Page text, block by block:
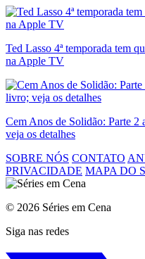
Ted Lasso 4ª temporada tem
na Apple TV
Cem Anos de Solidão: Parte 2
veja os detalhes
SOBRE NÓS CONTATO
PRIVACIDADE MAPA DO
© 2026 Séries em Cena
Siga nas redes